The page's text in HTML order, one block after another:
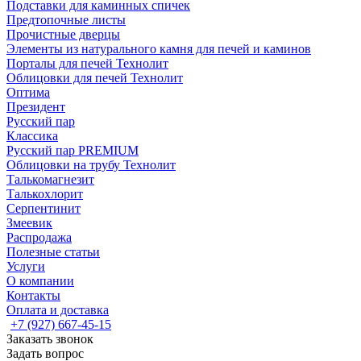
Подставки для каминных спичек
Предтопочные листы
Прочистные дверцы
Элементы из натурального камня для печей и каминов
Порталы для печей Технолит
Облицовки для печей Технолит
Оптима
Президент
Русский пар
Классика
Русский пар PREMIUM
Облицовки на трубу Технолит
Талькомагнезит
Талькохлорит
Серпентинит
Змеевик
Распродажа
Полезные статьи
Услуги
О компании
Контакты
Оплата и доставка
+7 (927) 667-45-15
Заказать звонок
Задать вопрос